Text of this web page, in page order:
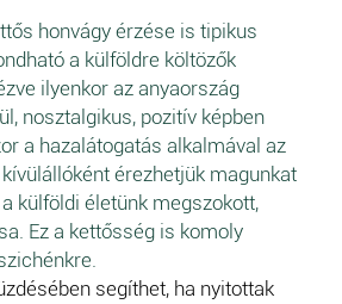
honvágy érzése is tipikus
a külföldre költözők
ilyenkor az anyaország
nosztalgikus, pozitív képben
a hazalátogatás alkalmával az
érezhetjük magunkat
külföldi életünk megszokott,
Ez a kettősség is komoly
segíthet, ha nyitottak